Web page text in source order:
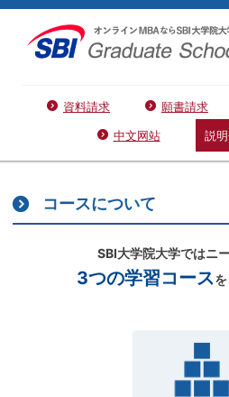
資料請求 願書請求
中文网站
説
コースについて
SBI大学院大学ではニ
3つの学習コース